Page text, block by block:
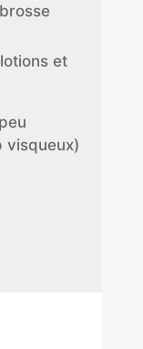
et
visqueux)